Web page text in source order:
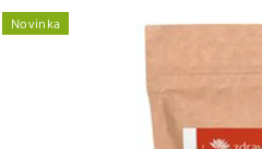
Novinka